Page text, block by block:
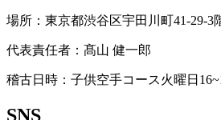
場所：東京都渋谷区宇田川町41-29-3
代表責任者：髙山 健一郎
稽古日時：子供空手コース火曜日
SNS